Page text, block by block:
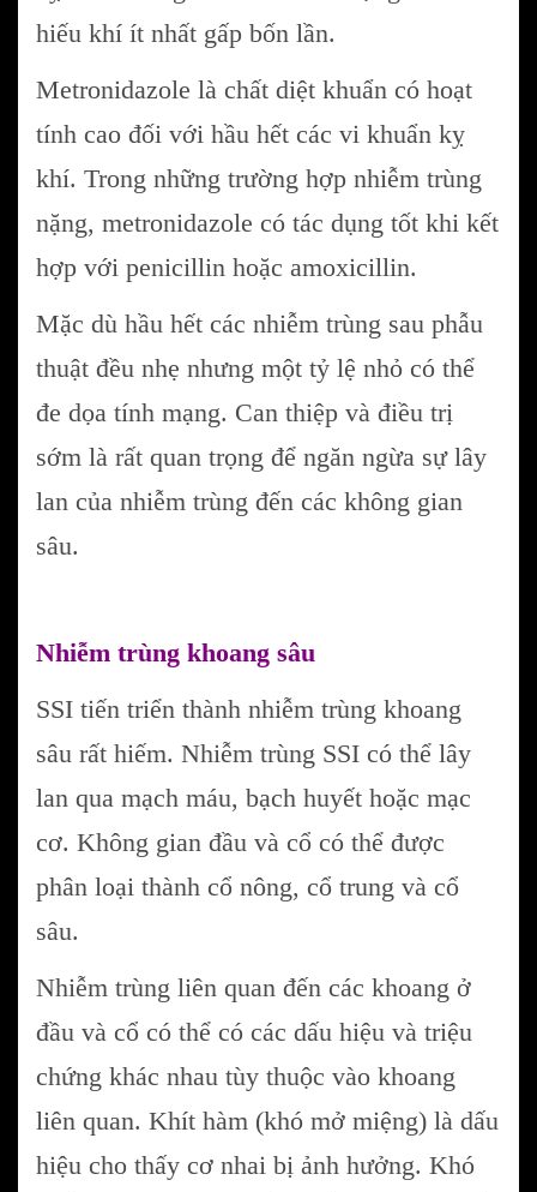
hiếu khí ít nhất gấp bốn lần.
Metronidazole là chất diệt khuẩn có hoạt
tính cao đối với hầu hết các vi khuẩn kỵ
khí. Trong những trường hợp nhiễm trùng
nặng, metronidazole có tác dụng tốt khi kết
hợp với penicillin hoặc amoxicillin.
Mặc dù hầu hết các nhiễm trùng sau phẫu
thuật đều nhẹ nhưng một tỷ lệ nhỏ có thể
đe dọa tính mạng. Can thiệp và điều trị
sớm là rất quan trọng để ngăn ngừa sự lây
lan của nhiễm trùng đến các không gian
sâu.
Nhiễm trùng khoang sâu
SSI tiến triển thành nhiễm trùng khoang
sâu rất hiếm. Nhiễm trùng SSI có thể lây
lan qua mạch máu, bạch huyết hoặc mạc
cơ. Không gian đầu và cổ có thể được
phân loại thành cổ nông, cổ trung và cổ
sâu.
Nhiễm trùng liên quan đến các khoang ở
đầu và cổ có thể có các dấu hiệu và triệu
chứng khác nhau tùy thuộc vào khoang
liên quan. Khít hàm (khó mở miệng) là dấu
hiệu cho thấy cơ nhai bị ảnh hưởng. Khó